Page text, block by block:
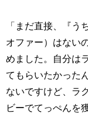
「まだ直接、『う
オファー）はない
めました。自分は
てもらいたかった
ないですけど、ラ
ビーでてっぺんを